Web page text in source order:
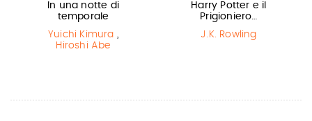
In una notte di
temporale
Yuichi Kimura ,
Hiroshi Abe
Harry Potter e il
Prigioniero…
J.K. Rowling